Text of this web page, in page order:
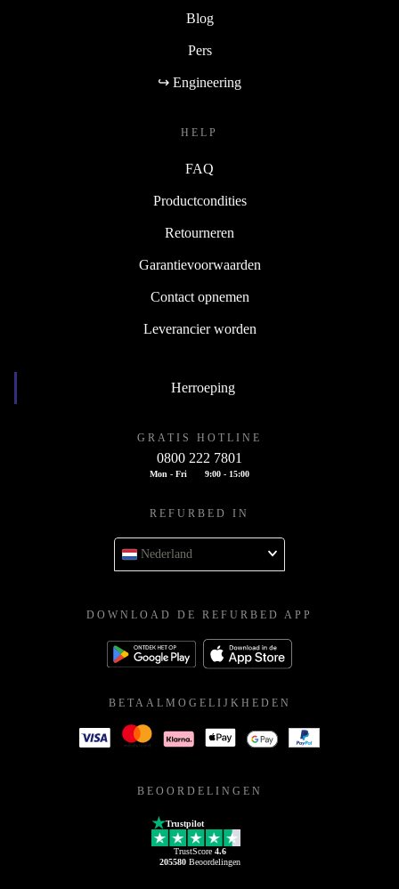
Blog
Pers
↪ Engineering
HELP
FAQ
Productcondities
Retourneren
Garantievoorwaarden
Contact opnemen
Leverancier worden
Herroeping
GRATIS HOTLINE
0800 222 7801
Mon - Fri 9:00 - 15:00
REFURBED IN
Nederland
DOWNLOAD DE REFURBED APP
BETAALMOGELIJKHEDEN
BEOORDELINGEN
Trustpilot
TrustScore 4.6
205580Beoordelingen